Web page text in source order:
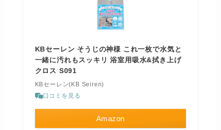
KBセーレン そうじの神様 これ一枚で水気と
一緒に汚れもスッキリ 浴室用吸水&拭き上げ
クロス S091
KBセーレン(KB Seiren)
口コミを見る
Amazon